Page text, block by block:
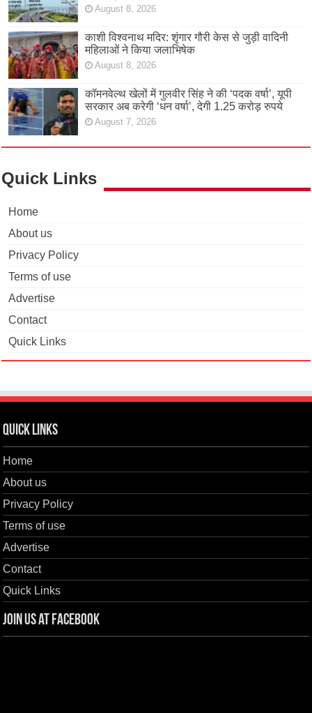
August 8, 2026
काशी विश्वनाथ मदिर: शृंगार गौरी केस से जुड़ी वादिनी
महिलाओं ने किया जलाभिषेक
August 8, 2026
कॉमनवेल्थ खेलों में गुलवीर सिंह ने की ‘पदक वर्षा’, यूपी
सरकार अब करेगी ‘धन वर्षा’, देगी 1.25 करोड़ रुपये
August 7, 2026
Quick Links
Home
About us
Privacy Policy
Terms of use
Advertise
Contact
Quick Links
Quick Links
Home
About us
Privacy Policy
Terms of use
Advertise
Contact
Quick Links
Join us at Facebook